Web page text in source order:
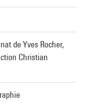
de Yves Rocher,
Christian